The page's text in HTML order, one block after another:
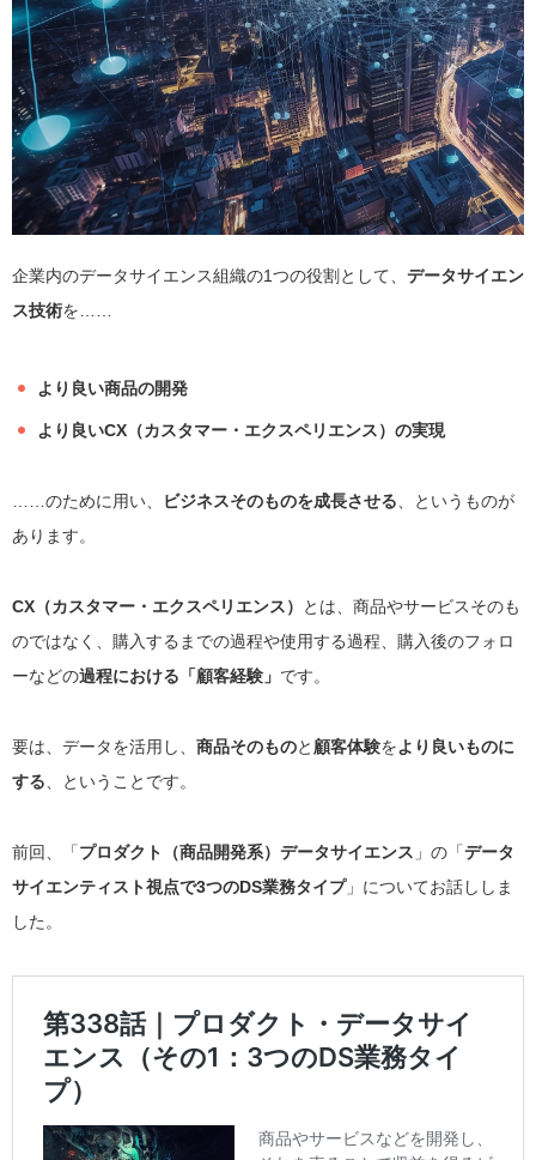
企業内のデータサイエンス組織の1つの役割として、 データサイエン
ス技術を……
より良い商品の開発
より良いCX（カスタマー・エクスペリエンス）の実現
……のために用い、 ビジネスそのものを成長させる 、というものが
あります。
CX（カスタマー・エクスペリエンス）
とは、商品やサービスそのも
のではなく、購入するまでの過程や使用する過程、購入後のフォロ
ーなどの過程における「顧客経験」 です。
要は、データを活用し、 商品そのものと 顧客体験をより良いものに
する 、ということです。
前回、「プロダクト（商品開発系）データサイエンス 」の「データ
サイエンティスト視点で3つのDS業務タイプ」についてお話ししま
した。